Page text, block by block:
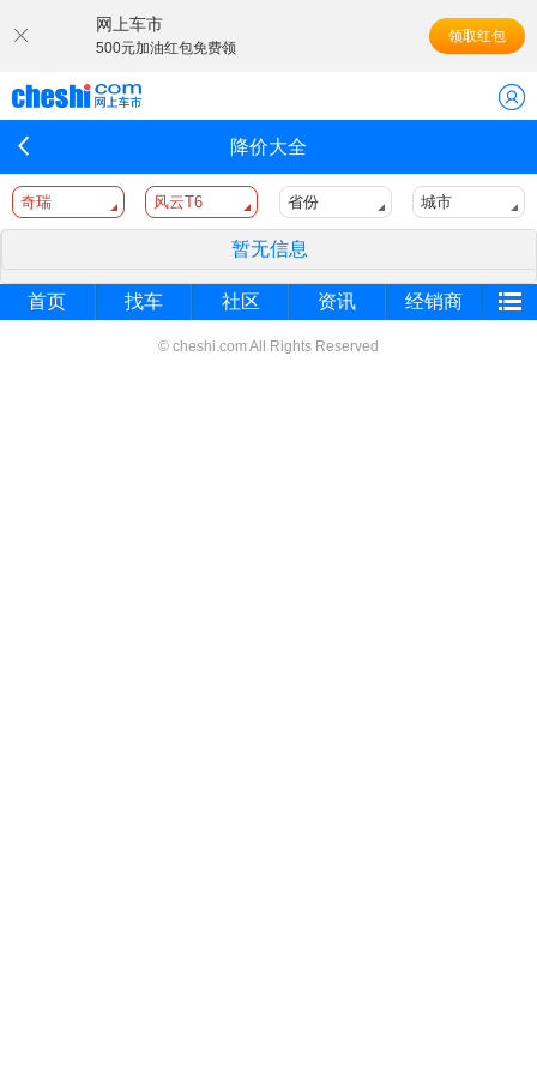
网上车市
500元加油红包免费领
领取红包
降价大全
奇瑞 风云T6 省份 城市
暂无信息
首页 找车 社区 资讯 经销商
© cheshi.com All Rights Reserved